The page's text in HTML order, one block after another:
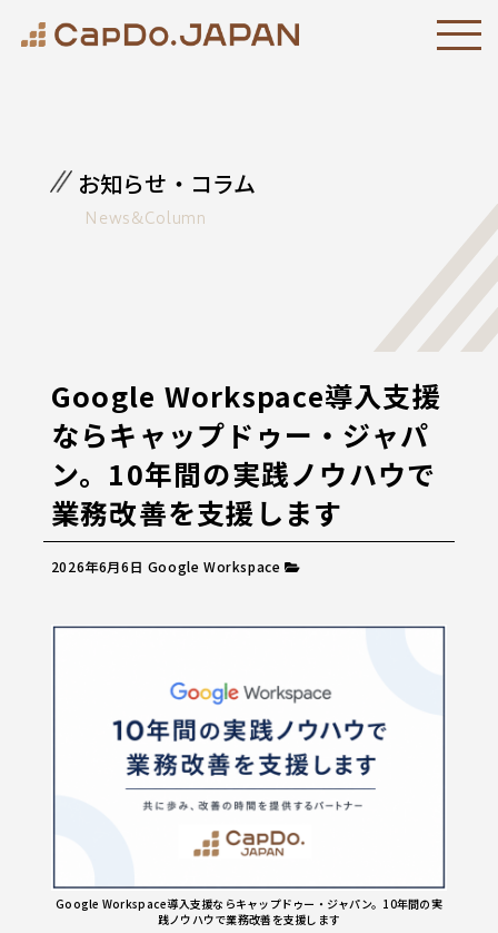
お知らせ・コラム
News&Column
Google Workspace導入支援
ならキャップドゥー・ジャパ
ン。10年間の実践ノウハウで
業務改善を支援します
2026年6月6日 Google Workspace
Google Workspace導入支援ならキャップドゥー・ジャパン。10年間の実
践ノウハウで業務改善を支援します